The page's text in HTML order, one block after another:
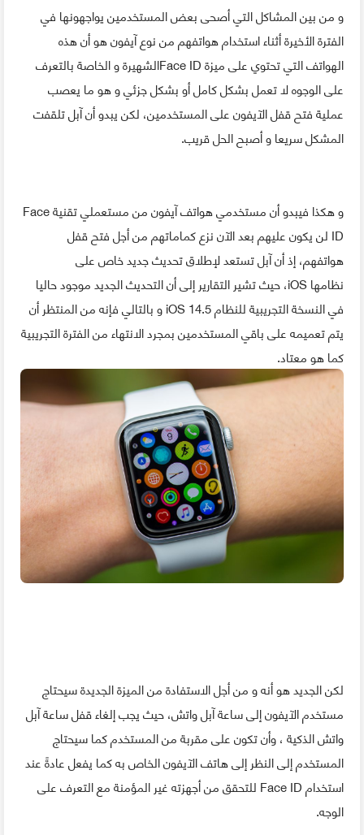
و من بين المشاكل التي أصحى بعض المستخدمين يواجهونها في
الفترة الأخيرة أثناء استخدام هواتفهم من نوع آيفون هو أن هذه
الهواتف التي تحتوي على ميزة Face IDالشهيرة و الخاصة بالتعرف
على الوجوه لا تعمل بشكل كامل أو بشكل جزئي و هو ما يعصب
عملية فتح قفل الآيفون على المستخدمين، لكن يبدو أن آبل تلقفت
المشكل سريعا و أصبح الحل قريب.
و هكذا فيبدو أن مستخدمي هواتف آيفون من مستعملي تقنية Face
ID لن يكون عليهم بعد الآن نزع كماماتهم من أجل فتح قفل
هواتفهم، إذ أن آبل تستعد لإطلاق تحديث جديد خاص على
نظامها iOS، حيث تشير التقارير إلى أن التحديث الجديد موجود حاليا
في النسخة التجريبية للنظام iOS 14.5 و بالتالي فإنه من المنتظر أن
يتم تعميمه على باقي المستخدمين بمجرد الانتهاء من الفترة التجريبية
كما هو معتاد.
لكن الجديد هو أنه و من أجل الاستفادة من الميزة الجديدة سيحتاج
مستخدم الآيفون إلى ساعة آبل واتش، حيث يجب إلغاء قفل ساعة آبل
واتش الذكية ، وأن تكون على مقربة من المستخدم كما سيحتاج
المستخدم إلى النظر إلى هاتف الآيفون الخاص به كما يفعل عادةً عند
استخدام Face ID للتحقق من أجهزته غير المؤمنة مع التعرف على
الوجه.